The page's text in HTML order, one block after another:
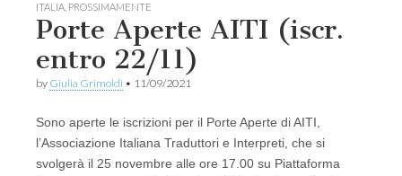
ITALIA PROSSIMAMENTE
Porte Aperte AITI (iscr.
entro 22/11)
by Giulia Grimoldi • 11/09/2021
Sono aperte le iscrizioni per il Porte Aperte di AITI,
l’Associazione Italiana Traduttori e Interpreti, che si
svolgerà il 25 novembre alle ore 17.00 su Piattaforma